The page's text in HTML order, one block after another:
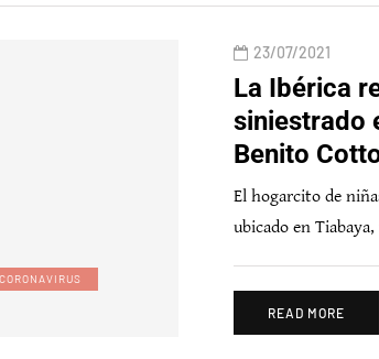
CORONAVIRUS
23/07/2021
La Ibérica
siniestrado
Benito
El hogarcito de
ubicado en
READ MORE